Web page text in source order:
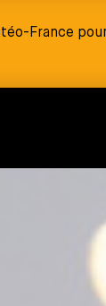
France